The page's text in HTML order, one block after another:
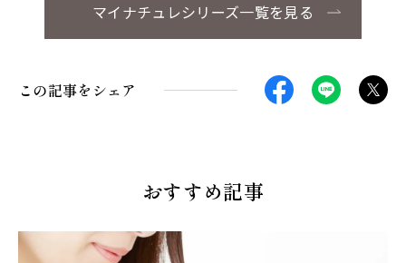
マイナチュレシリーズ一覧を見る
この記事をシェア
おすすめ記事